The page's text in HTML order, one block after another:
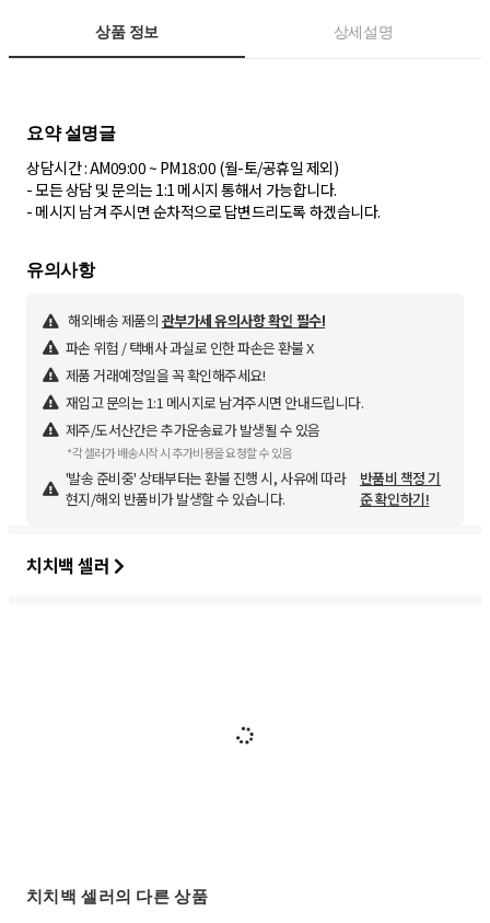
상품 정보 상세설명
요약 설명글
상담시간 : AM09:00 ~ PM18:00 (월-토/공휴일 제외)
- 모든 상담 및 문의는 1:1 메시지 통해서 가능합니다.
- 메시지 남겨 주시면 순차적으로 답변드리도록 하겠습니다.
유의사항
해외배송 제품의 관부가세 유의사항 확인 필수!
파손 위험 / 택배사 과실로 인한 파손은 환불 X
제품 거래예정일을 꼭 확인해주세요!
재입고 문의는 1:1 메시지로 남겨주시면 안내드립니다.
제주/도서산간은 추가운송료가 발생될 수 있음
*각 셀러가 배송시작 시 추가비용을 요청할 수 있음
'발송 준비중' 상태부터는 환불 진행 시, 사유에 따라
현지/해외 반품비가 발생할 수 있습니다.
반품비 책정 기
준 확인하기!
치치백 셀러
치치백 셀러의 다른 상품